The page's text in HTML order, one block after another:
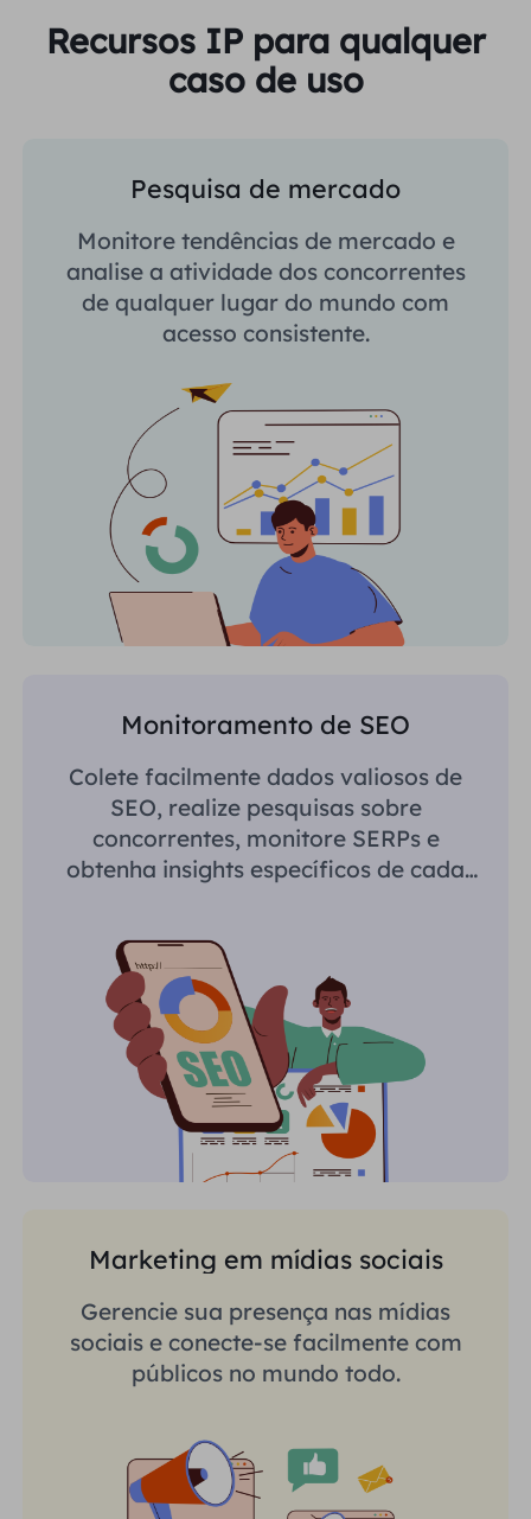
Recursos IP para qualquer
caso de uso
Pesquisa de mercado
Monitore tendências de mercado e
analise a atividade dos concorrentes
de qualquer lugar do mundo com
acesso consistente.
Monitoramento de SEO
Colete facilmente dados valiosos de
SEO, realize pesquisas sobre
concorrentes, monitore SERPs e
obtenha insights específicos de cada
Marketing em mídias sociais
Gerencie sua presença nas mídias
sociais e conecte-se facilmente com
públicos no mundo todo.